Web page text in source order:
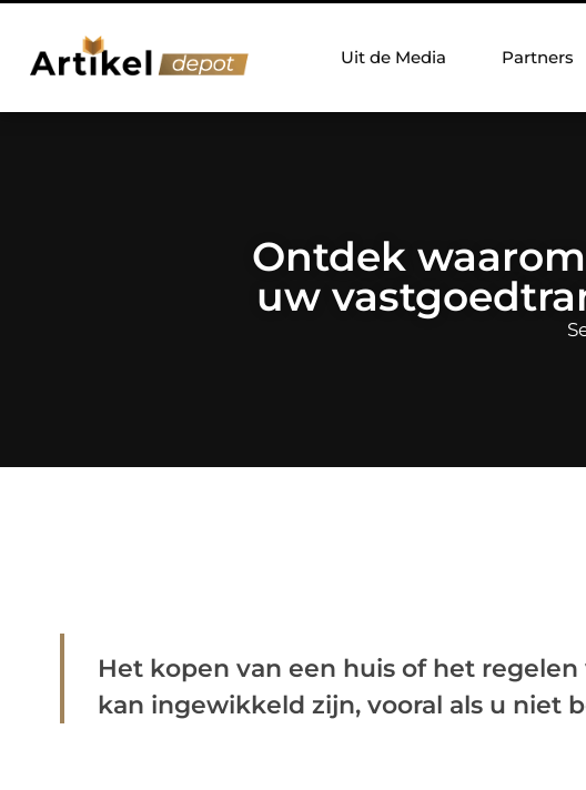
Uit de Media Partners
Ontdek
uw
Het kopen van een huis of het
kan ingewikkeld zijn, vooral als u niet